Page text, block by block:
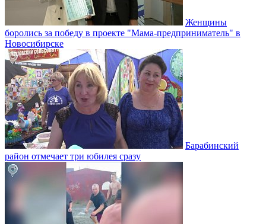
Женщины
боролись за победу в проекте "Мама-предприниматель" в
Новосибирске
Барабинский
район отмечает три юбилея сразу